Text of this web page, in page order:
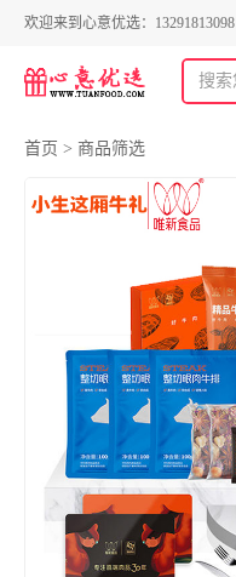
欢迎来到心意优选：13291813098
首页 > 商品筛选